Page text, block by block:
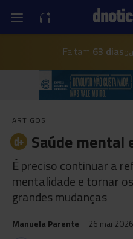
Faltam 63 dias
ARTIGOS
Saúde mental
É preciso continuar a
mentalidade e tornar
grandes mudanças
Manuela Parente 26 mai 2026